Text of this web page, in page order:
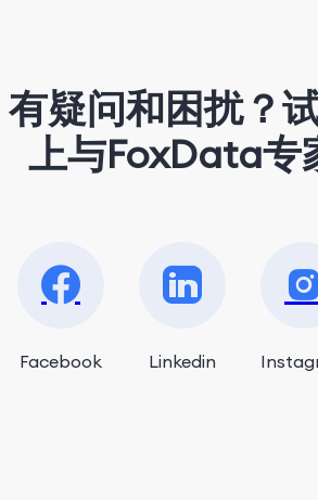
有疑问和困扰？
上与FoxData专
Facebook Linkedin